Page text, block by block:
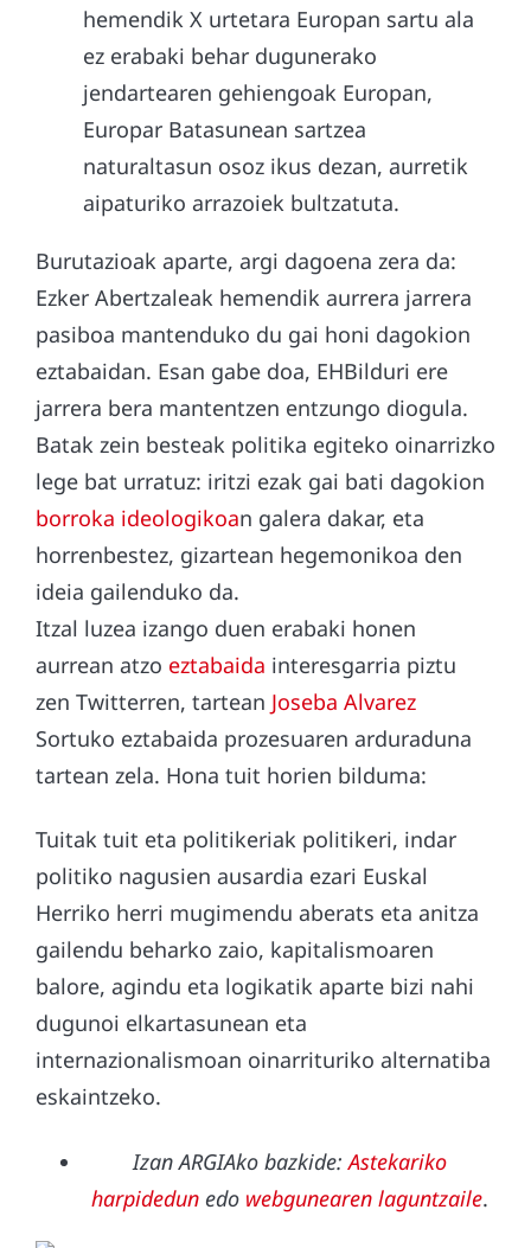
hemendik X urtetara Europan sartu ala
ez erabaki behar dugunerako
jendartearen gehiengoak Europan,
Europar Batasunean sartzea
naturaltasun osoz ikus dezan, aurretik
aipaturiko arrazoiek bultzatuta.
Burutazioak aparte, argi dagoena zera da:
Ezker Abertzaleak hemendik aurrera jarrera
pasiboa mantenduko du gai honi dagokion
eztabaidan. Esan gabe doa, EHBilduri ere
jarrera bera mantentzen entzungo diogula.
Batak zein besteak politika egiteko oinarrizko
lege bat urratuz: iritzi ezak gai bati dagokion
borroka ideologikoan galera dakar, eta
horrenbestez, gizartean hegemonikoa den
ideia gailenduko da.
Itzal luzea izango duen erabaki honen
aurrean atzo eztabaida interesgarria piztu
zen Twitterren, tartean Joseba Alvarez
Sortuko eztabaida prozesuaren arduraduna
tartean zela. Hona tuit horien bilduma:
Tuitak tuit eta politikeriak politikeri, indar
politiko nagusien ausardia ezari Euskal
Herriko herri mugimendu aberats eta anitza
gailendu beharko zaio, kapitalismoaren
balore, agindu eta logikatik aparte bizi nahi
dugunoi elkartasunean eta
internazionalismoan oinarrituriko alternatiba
eskaintzeko.
Izan ARGIAko bazkide:Astekariko
harpidedunedo webgunearen laguntzaile.